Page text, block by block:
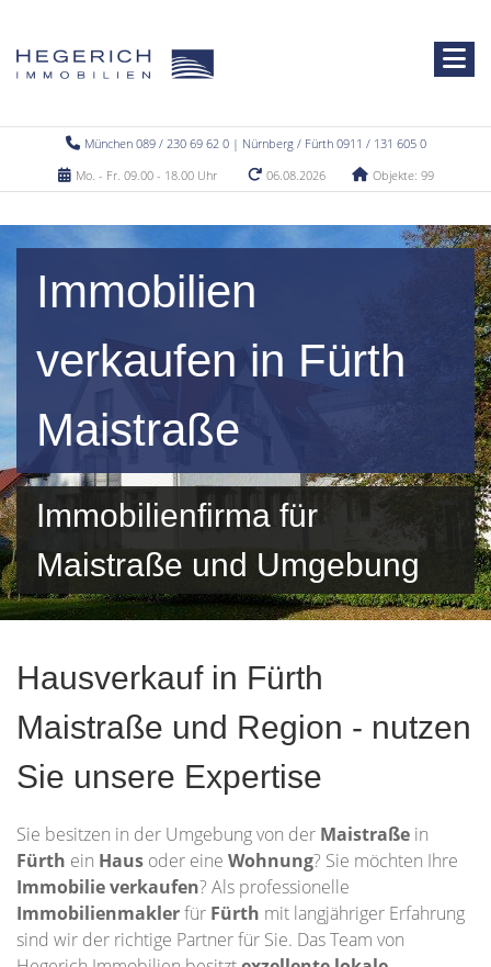
München 089 / 230 69 62 0 | Nürnberg / Fürth 0911 / 131 605 0
Mo. - Fr. 09.00 - 18.00 Uhr
06.08.2026 Objekte: 99
Immobilien
verkaufen in Fürth
Maistraße
Immobilienfirma für
Maistraße und Umgebung
Hausverkauf in Fürth
Maistraße und Region - nutzen
Sie unsere Expertise
Sie besitzen in der Umgebung von der Maistraße in
Fürth ein Haus oder eine Wohnung? Sie möchten Ihre
Immobilieverkaufen? Als professionelle
Immobilienmaklerfür Fürth mit langjähriger Erfahrung
sind wir der richtige Partner für Sie. Das Team von